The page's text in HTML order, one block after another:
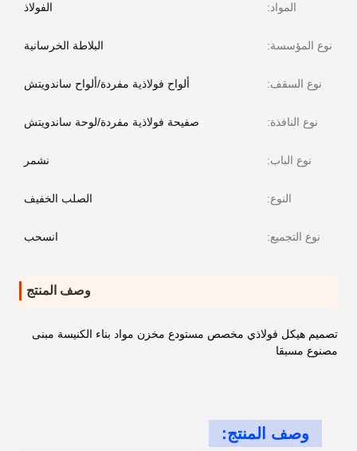
المواد: الفولاذ
نوع المؤسسة: البلاطة الخرسانية
نوع السقف: ألواح فولاذية مفردة/ألواح ساندويتش
نوع النافذة: صفيحة فولاذية مفردة/لوحة ساندويتش
نوع الباب: نشمر
النوع: الصلب الخفيف
نوع التجميع: انسحب
وصف المنتج
تصميم هيكل فولاذي مخصص مستودع مخزن مواد بناء الكنيسة مبنى
مصنوع مسبقا
وصف المنتج: